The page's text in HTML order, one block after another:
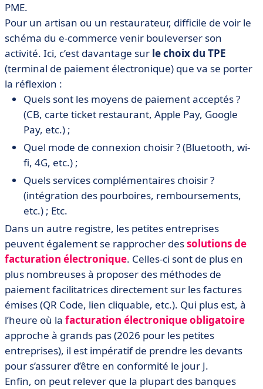
PME.
Pour un artisan ou un restaurateur, difficile de voir le
schéma du e-commerce venir bouleverser son
activité. Ici, c’est davantage sur le choix du TPE
(terminal de paiement électronique) que va se porter
la réflexion :
Quels sont les moyens de paiement acceptés ?
(CB, carte ticket restaurant, Apple Pay, Google
Pay, etc.) ;
Quel mode de connexion choisir ? (Bluetooth, wi-
fi, 4G, etc.) ;
Quels services complémentaires choisir ?
(intégration des pourboires, remboursements,
etc.) ; Etc.
Dans un autre registre, les petites entreprises
peuvent également se rapprocher dessolutions de
facturation électronique. Celles-ci sont de plus en
plus nombreuses à proposer des méthodes de
paiement facilitatrices directement sur les factures
émises (QR Code, lien cliquable, etc.). Qui plus est, à
l’heure où la facturation électronique obligatoire
approche à grands pas (2026 pour les petites
entreprises), il est impératif de prendre les devants
pour s’assurer d’être en conformité le jour J.
Enfin, on peut relever que la plupart des banques